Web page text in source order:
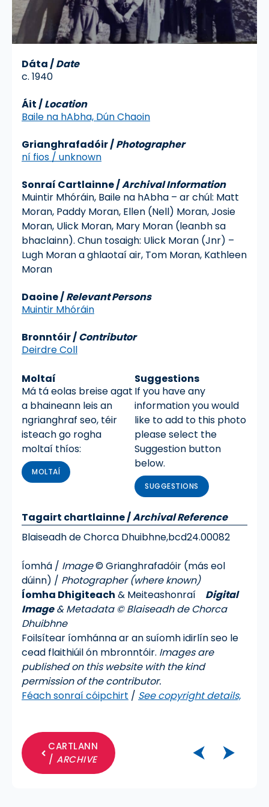
Dáta/Date
c. 1940
Áit/Location
Baile na hAbha, Dún Chaoin
Grianghrafadóir/Photographer
ní fios / unknown
Sonraí Cartlainne/Archival Information
Muintir Mhóráin, Baile na hAbha – ar chúl: Matt
Moran, Paddy Moran, Ellen (Nell) Moran, Josie
Moran, Ulick Moran, Mary Moran (leanbh sa
bhaclainn). Chun tosaigh: Ulick Moran (Jnr) –
Lugh Moran a ghlaotaí air, Tom Moran, Kathleen
Moran
Daoine /Relevant Persons
Muintir Mhóráin
Bronntóir /Contributor
Deirdre Coll
Moltaí
Má tá eolas breise agat
a bhaineann leis an
ngrianghraf seo, téir
isteach go rogha
moltaí thíos:
MOLTAÍ
Suggestions
If you have any
information you would
like to add to this photo
please select the
Suggestion button
below.
SUGGESTIONS
Tagairt chartlainne/Archival Reference
Blaiseadh de Chorca Dhuibhne,bcd24.00082
Íomhá / Image© Grianghrafadóir (más eol
dúinn) / Photographer (where known)
Íomha Dhigiteach & Meiteashonraí Digital
Image& Metadata © Blaiseadh de Chorca
Dhuibhne
Foilsítear íomhánna ar an suíomh idirlín seo le
cead flaithiúil ón mbronntóir. Images are
published on this website with the kind
permission of the contributor.
Féach sonraí cóipchirt / See copyright details,
CARTLANN
/ARCHIVE ⮜ ⮞